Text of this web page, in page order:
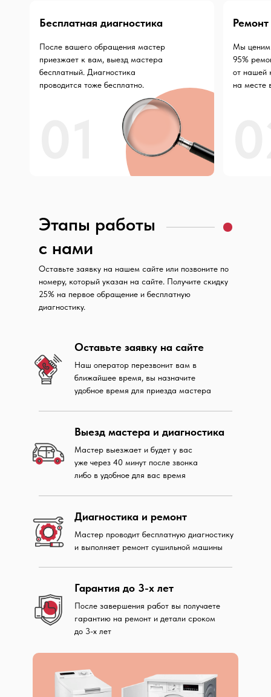
Бесплатная диагностика
После вашего обращения мастер
приезжает к вам, выезд мастера
бесплатный. Диагностика
проводится тоже бесплатно.
Мы ценим
95%
от нашей
на месте
Этапы работы
с нами
Оставьте заявку на нашем сайте или позвоните по
номеру, который указан на сайте. Получите скидку
25% на первое обращение и бесплатную
диагностику.
Гарантия до 3-х лет
После завершения работ вы получаете
гарантию на ремонт и детали сроком
до 3-х лет
Оставьте заявку на сайте
Наш оператор перезвонит вам в
ближайшее время, вы назначите
удобное время для приезда мастера
Выезд мастера и диагностика
Мастер выезжает и будет у вас
уже через 40 минут после звонка
либо в удобное для вас время
Диагностика и ремонт
Мастер проводит бесплатную диагностику
и выполняет ремонт сушильной машины